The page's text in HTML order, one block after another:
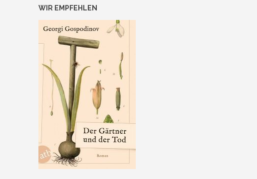
WIR EMPFEHLEN